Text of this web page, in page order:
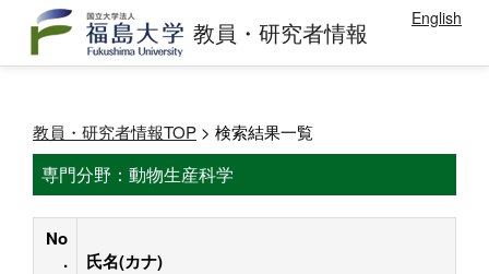
教員・研究者情報 English
教員・研究者情報TOP > 検索結果一覧
専門分野：動物生産科学
No
.
氏名(カナ)